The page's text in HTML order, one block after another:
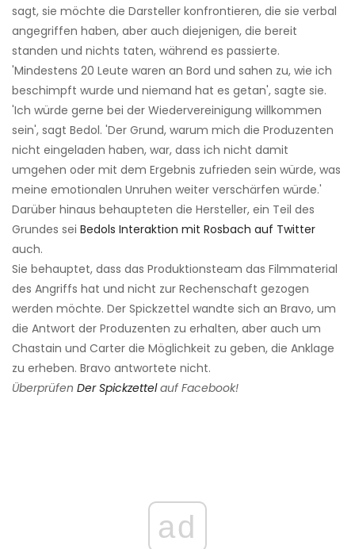
sagt, sie möchte die Darsteller konfrontieren, die sie verbal
angegriffen haben, aber auch diejenigen, die bereit
standen und nichts taten, während es passierte.
'Mindestens 20 Leute waren an Bord und sahen zu, wie ich
beschimpft wurde und niemand hat es getan', sagte sie.
'Ich würde gerne bei der Wiedervereinigung willkommen
sein', sagt Bedol. 'Der Grund, warum mich die Produzenten
nicht eingeladen haben, war, dass ich nicht damit
umgehen oder mit dem Ergebnis zufrieden sein würde, was
meine emotionalen Unruhen weiter verschärfen würde.'
Darüber hinaus behaupteten die Hersteller, ein Teil des
Grundes sei Bedols Interaktion mit Rosbach auf Twitter
auch.
Sie behauptet, dass das Produktionsteam das Filmmaterial
des Angriffs hat und nicht zur Rechenschaft gezogen
werden möchte. Der Spickzettel wandte sich an Bravo, um
die Antwort der Produzenten zu erhalten, aber auch um
Chastain und Carter die Möglichkeit zu geben, die Anklage
zu erheben. Bravo antwortete nicht.
Überprüfen Der Spickzettel auf Facebook!
ad